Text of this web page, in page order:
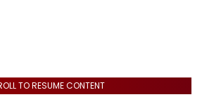
TO RESUME CONTENT